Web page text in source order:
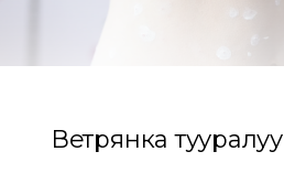
Ветрянка тууралуу